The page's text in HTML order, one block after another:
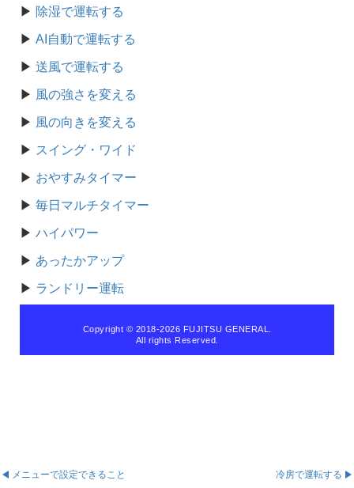
▶ 除湿で運転する
▶ AI自動で運転する
▶ 送風で運転する
▶ 風の強さを変える
▶ 風の向きを変える
▶ スイング・ワイド
▶ おやすみタイマー
▶ 毎日マルチタイマー
▶ ハイパワー
▶ あったかアップ
▶ ランドリー運転
Copyright © 2018-2026 FUJITSU GENERAL.
All rights Reserved.
メニューで設定できること 冷房で運転する